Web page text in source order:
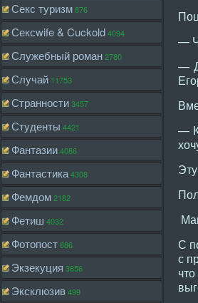
Секс туризм876
Сексwife & Cuckold4094
Служебный роман2780
Случай 11753
Странности3457
Студенты 4421
Фантазии4086
Фантастика4308
Фемдом2182
Фетиш 4032
Фотопост886
Экзекуция 3856
Эксклюзив499
—
—
—
С
с